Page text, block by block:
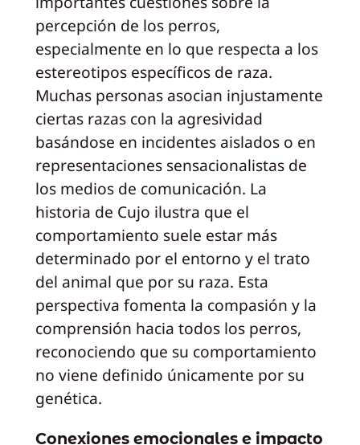
percepción de los perros,
especialmente en lo que respecta a los
estereotipos específicos de raza.
Muchas personas asocian injustamente
ciertas razas con la agresividad
basándose en incidentes aislados o en
representaciones sensacionalistas de
los medios de comunicación. La
historia de Cujo ilustra que el
comportamiento suele estar más
determinado por el entorno y el trato
del animal que por su raza. Esta
perspectiva fomenta la compasión y la
comprensión hacia todos los perros,
reconociendo que su comportamiento
no viene definido únicamente por su
genética.
Conexiones emocionales e impacto